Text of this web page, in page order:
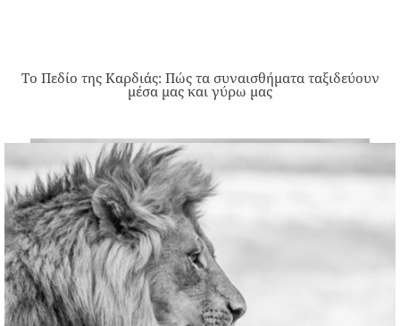
Το Πεδίο της Καρδιάς: Πώς τα συναισθήματα ταξιδεύουν
μέσα μας και γύρω μας